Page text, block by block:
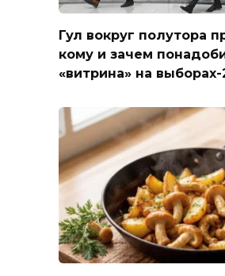
Гул вокруг полутора
кому и зачем
«витрина» на выборах-